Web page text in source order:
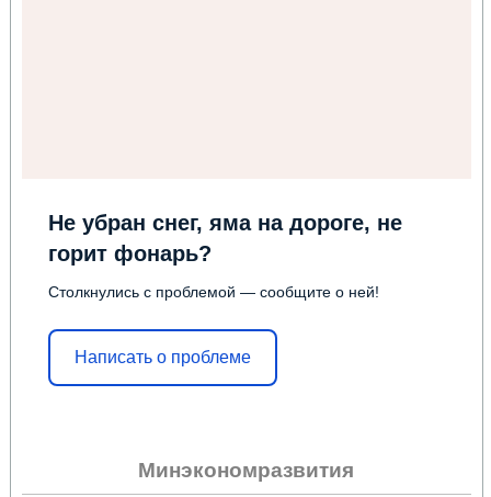
Не убран снег, яма на дороге, не
горит фонарь?
Столкнулись с проблемой — сообщите о ней!
Написать о проблеме
Минэкономразвития